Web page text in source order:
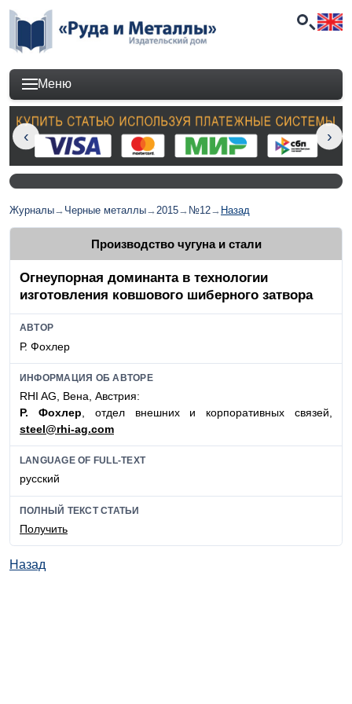
Меню
Журналы→ Черные металлы→2015→ №12→ Назад
Производство чугуна и стали
Огнеупорная доминанта в технологии
изготовления ковшового шиберного затвора
АВТОР
Р. Фохлер
ИНФОРМАЦИЯ ОБ АВТОРЕ
RHI AG, Вена, Австрия:
Р. Фохлер , отдел внешних и корпоративных связей,
steel@rhi-ag.com
LANGUAGE OF FULL-TEXT
русский
ПОЛНЫЙ ТЕКСТ СТАТЬИ
Получить
Назад